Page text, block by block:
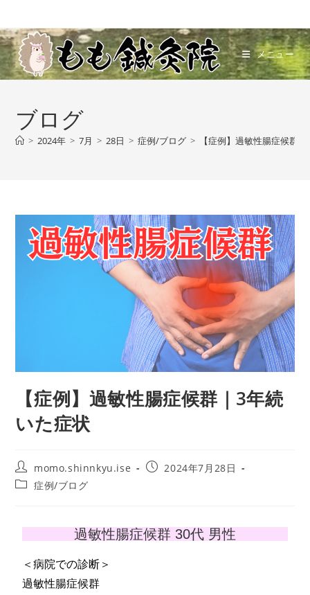
メニュー
ブログ
> 2024年 > 7月 > 28日 > 症例/ブログ > 【症例】過敏性腸症候群
【症例】過敏性腸症候群｜3年続
いた症状
momo.shinnkyu.ise
2024年7月28日
症例/ブログ
過敏性腸症候群 30代 男性
＜病院での診断＞
過敏性腸症候群